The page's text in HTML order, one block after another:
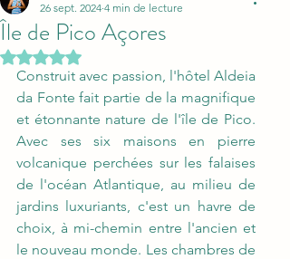
Île de Pico Açores
26 sept. 2024 4 min de lecture
Noté NaN étoiles sur 5.
Construit avec passion, l'hôtel Aldeia
da Fonte fait partie de la magnifique
et étonnante nature de l'île de Pico.
Avec ses six maisons en pierre
volcanique perchées sur les falaises
de l'océan Atlantique, au milieu de
jardins luxuriants, c'est un havre de
choix, à mi-chemin entre l'ancien et
le nouveau monde. Les chambres de